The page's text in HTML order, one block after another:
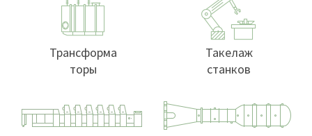
Трансформа
торы
Такелаж
станков